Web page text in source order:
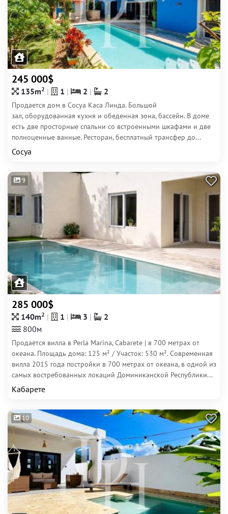
245 000$
135m2 1 2 2
Продается дом в Сосуа Каса Линда. Большой
зал, оборудованная кухня и обеденная зона, бассейн. В доме
есть две просторные спальни со встроенными шкафами и две
полноценные ванные. Ресторан, бесплатный трансфер до...
Сосуа
9
285 000$
140m2 1 3
2
800м
Продаётся вилла в Perla Marina, Cabarete | в 700 метрах от
океана. Площадь дома: 125 м² / Участок: 530 м². Современная
вилла 2015 года постройки в 700 метрах от океана, в одной из
самых востребованных локаций Доминиканской Республики...
Кабарете
10